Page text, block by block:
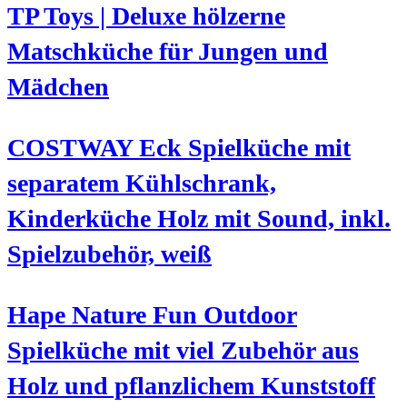
TP Toys | Deluxe hölzerne
Matschküche für Jungen und
Mädchen
COSTWAY Eck Spielküche mit
separatem Kühlschrank,
Kinderküche Holz mit Sound, inkl.
Spielzubehör, weiß
Hape Nature Fun Outdoor
Spielküche mit viel Zubehör aus
Holz und pflanzlichem Kunststoff